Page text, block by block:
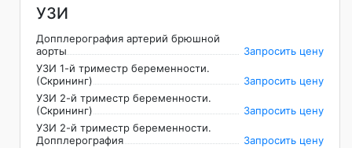
УЗИ
Допплерография артерий брюшной
аорты
Запросить цену
УЗИ 1-й триместр беременности.
(Скрининг)
Запросить цену
УЗИ 2-й триместр беременности.
(Скрининг)
Запросить цену
УЗИ 2-й триместр беременности.
Допплерография
Запросить цену